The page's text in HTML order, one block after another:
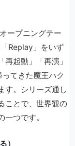
ープニングテー
Replay」をいず
起動」「再演」
てきた魔王ハク
す。シリーズ通し
ことで、世界観の
つです。
）